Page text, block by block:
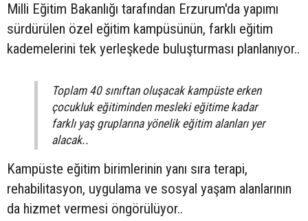
Milli Eğitim Bakanlığı tarafından Erzurum'da yapımı
sürdürülen özel eğitim kampüsünün, farklı eğitim
kademelerini tek yerleşkede buluşturması planlanıyor..
Toplam 40 sınıftan oluşacak kampüste erken
çocukluk eğitiminden mesleki eğitime kadar
farklı yaş gruplarına yönelik eğitim alanları yer
alacak..
Kampüste eğitim birimlerinin yanı sıra terapi,
rehabilitasyon, uygulama ve sosyal yaşam alanlarının
da hizmet vermesi öngörülüyor..